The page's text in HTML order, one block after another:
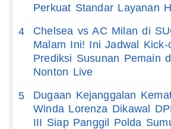
Perkuat Standar Layanan
4
Chelsea vs AC Milan di
Malam Ini! Ini Jadwal Kick-
Prediksi Susunan Pemain
Nonton Live
5
Dugaan Kejanggalan
Winda Lorenza Dikawal
III Siap Panggil Polda